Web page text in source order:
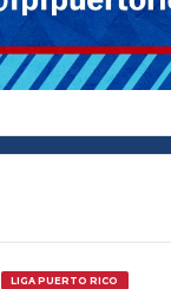
LIGA PUERTO RICO